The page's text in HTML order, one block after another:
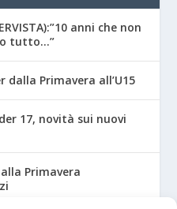
anni che non
tutto…”
dalla Primavera all’U15
17, novità sui nuovi
alla Primavera